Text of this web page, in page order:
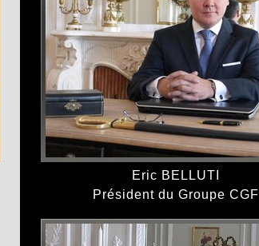
Eric BELLUTI
Président du Groupe CGF